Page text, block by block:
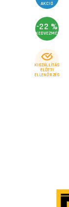
AKCIÓ
-22 %
KEDVEZMÉNY
KISZÁLLÍTÁS
ELŐTTI
ELLENŐRZÉS